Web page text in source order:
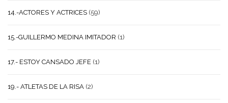
14.-ACTORES Y ACTRICES (59)
15.-GUILLERMO MEDINA IMITADOR (1)
17.- ESTOY CANSADO JEFE (1)
19.- ATLETAS DE LA RISA (2)